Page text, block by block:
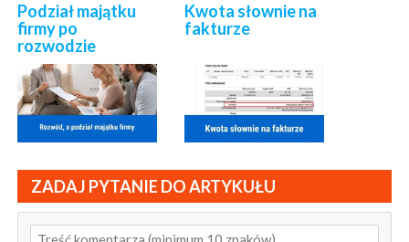
Podział majątku
firmy po
rozwodzie
Kwota słownie na
fakturze
ZADAJ PYTANIE DO ARTYKUŁU